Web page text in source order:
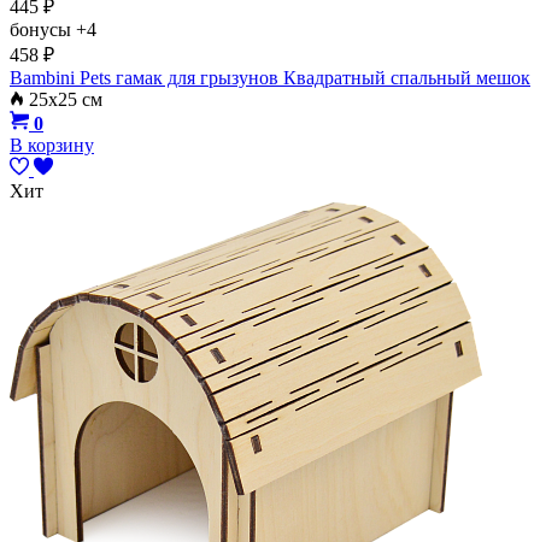
445 ₽
бонусы +4
458 ₽
Bambini Pets гамак для грызунов Квадратный спальный мешок
25х25 см
0
В корзину
Хит